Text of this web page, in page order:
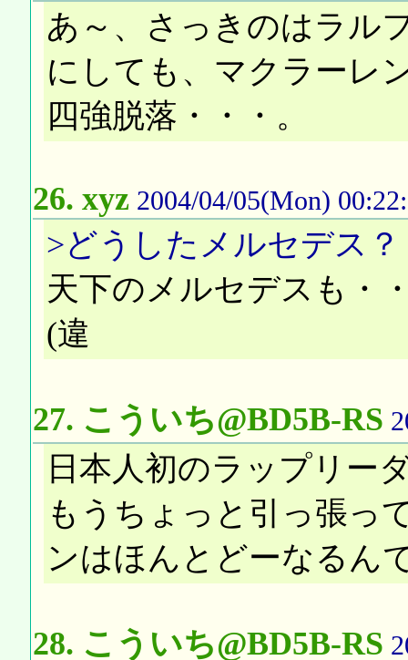
あ～、さっきのはラル
にしても、マクラーレ
四強脱落・・・。
26. xyz 2004/04/05(Mon)
>どうしたメルセデス？
天下のメルセデスも・
(違
27. こういち@BD5B-RS
日本人初のラップリー
もうちょっと引っ張っ
ンはほんとどーなるん
28. こういち@BD5B-RS